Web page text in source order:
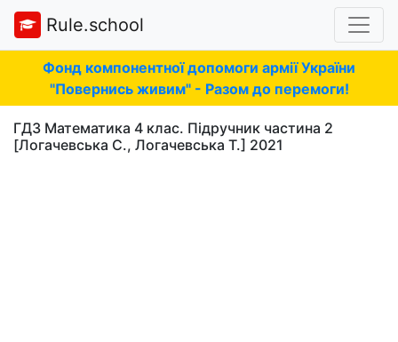
Rule.school
Фонд компонентної допомоги армії України
"Повернись живим" - Разом до перемоги!
ГДЗ Математика 4 клас. Підручник частина 2
[Логачевська С., Логачевська Т.] 2021